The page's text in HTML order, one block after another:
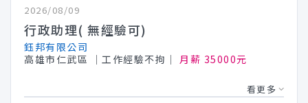
2026/08/09
行政助理( 無經驗可)
鈺邦有限公司
高雄市仁武區
│工作經驗不拘│ 月薪 35000元
看更多